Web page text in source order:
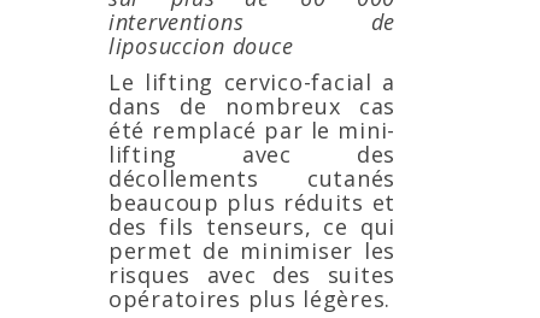
interventions de
liposuccion douce
Le lifting cervico-facial a
dans de nombreux cas
été remplacé par le mini-
lifting avec des
décollements cutanés
beaucoup plus réduits et
des fils tenseurs, ce qui
permet de minimiser les
risques avec des suites
opératoires plus légères.